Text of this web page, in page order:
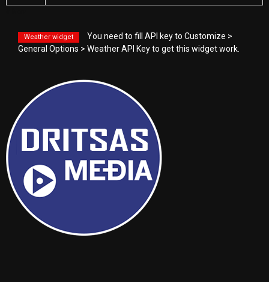
Weather widget
You need to fill API key to Customize >
General Options > Weather API Key to get this widget work.